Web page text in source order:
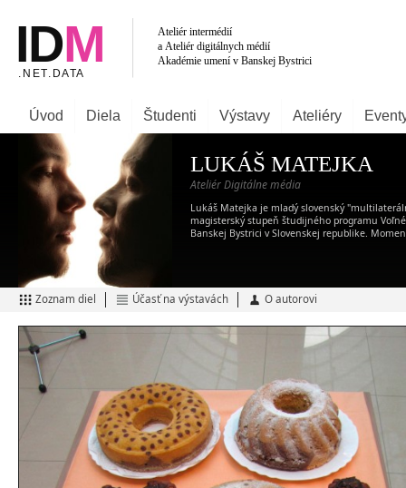
Úvod Diela Študenti Výstavy Ateliéry
LUKÁŠ MATEJKA
Ateliér Digitálne média
Lukáš Matejka je mladý slovenský
magisterský stupeň študijného programu
Banskej Bystrici v Slovenskej republike.
Zoznam diel Účasť na výstavách O autorovi